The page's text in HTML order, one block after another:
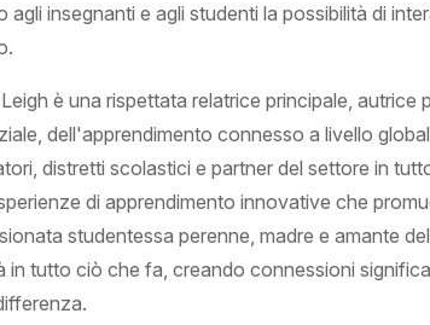
insegnanti e agli studenti la possibilità di
è una rispettata relatrice principale, autrice
dell'apprendimento connesso a livello
distretti scolastici e partner del settore in
di apprendimento innovative che
studentessa perenne, madre e amante
in tutto ciò che fa, creando connessioni